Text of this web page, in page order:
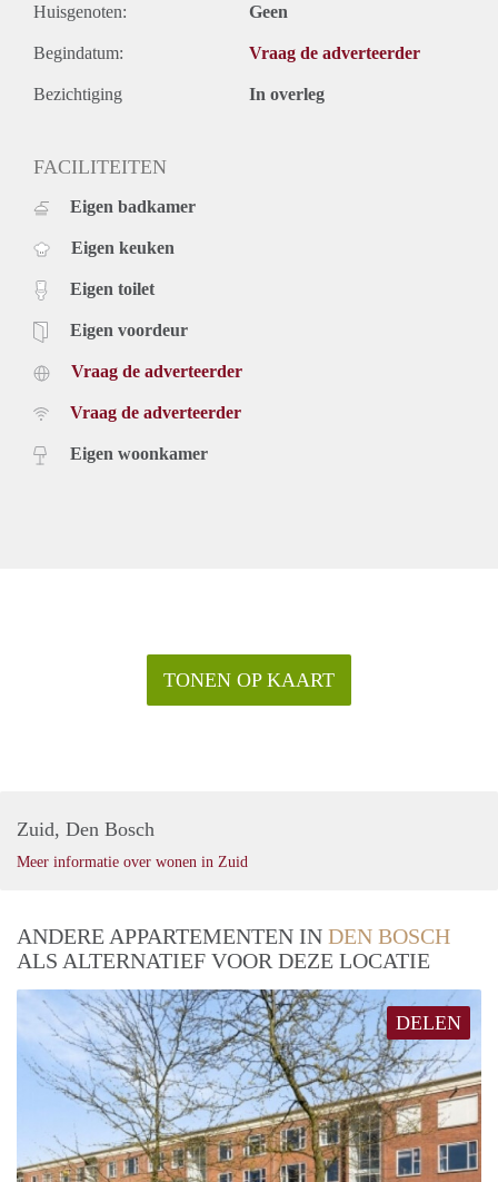
Huisgenoten: Geen
Begindatum: Vraag de adverteerder
Bezichtiging In overleg
FACILITEITEN
Eigen badkamer
Eigen keuken
Eigen toilet
Eigen voordeur
Vraag de adverteerder
Vraag de adverteerder
Eigen woonkamer
TONEN OP KAART
Zuid, Den Bosch
Meer informatie over wonen in Zuid
ANDERE APPARTEMENTEN IN DEN BOSCH
ALS ALTERNATIEF VOOR DEZE LOCATIE
DELEN